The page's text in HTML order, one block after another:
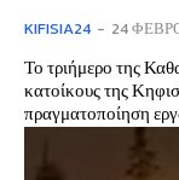
KIFISIA24 - 24
Το τριήμερο της
κατοίκους της
πραγματοποίηση